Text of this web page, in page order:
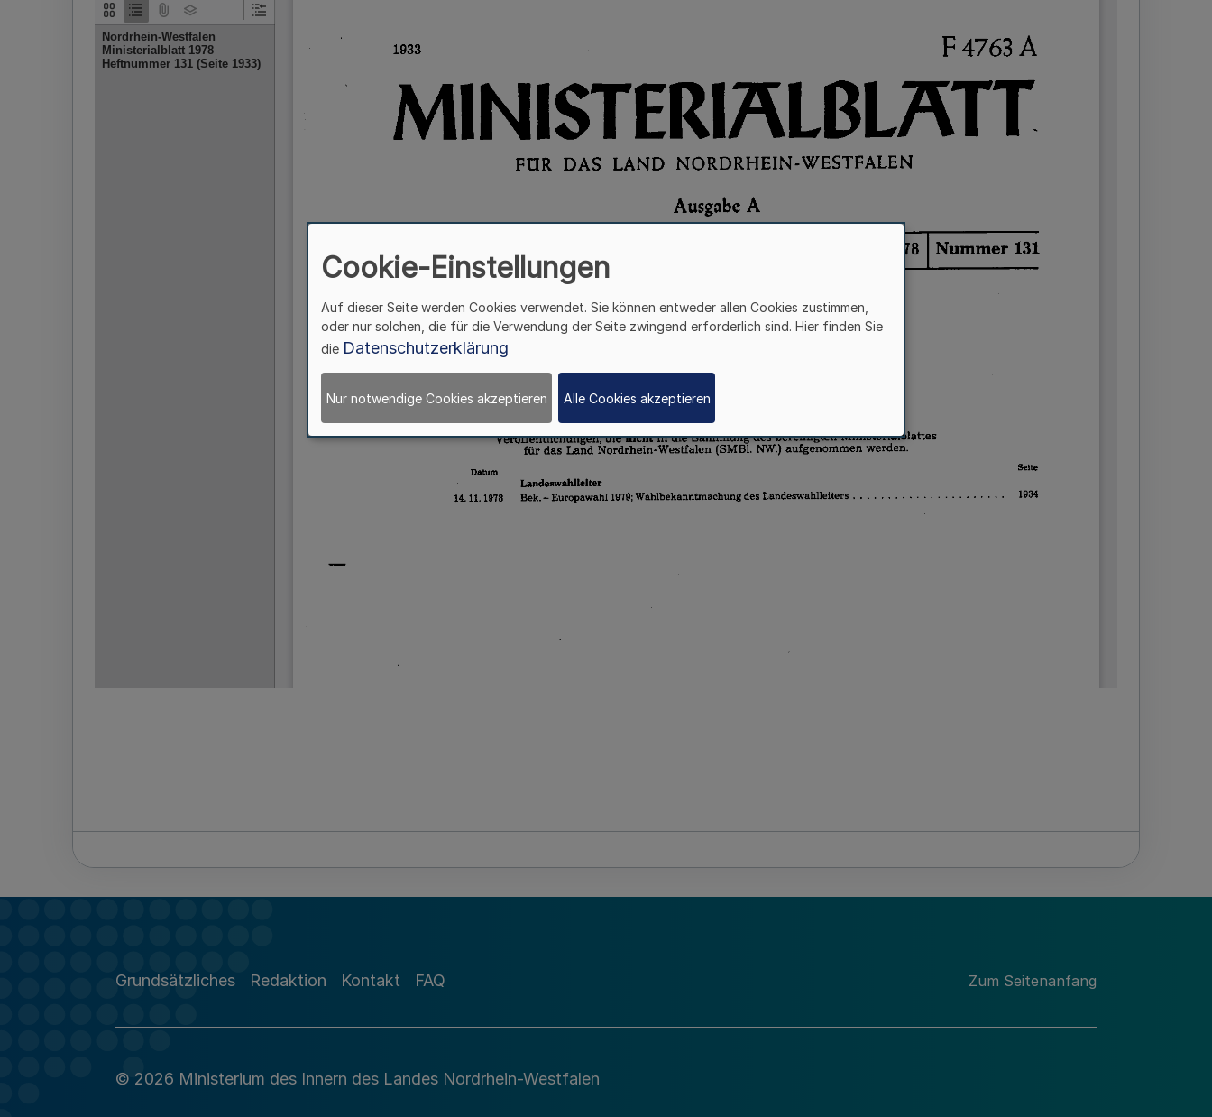
Grundsätzliches Redaktion Kontakt FAQ Zum Seitenanfang
© 2026 Ministerium des Innern des Landes Nordrhein-Westfalen
Cookie-Einstellungen
Auf dieser Seite werden Cookies verwendet. Sie können entweder allen Cookies zustimmen,
oder nur solchen, die für die Verwendung der Seite zwingend erforderlich sind. Hier finden Sie
die Datenschutzerklärung
Nur notwendige Cookies akzeptieren Alle Cookies akzeptieren